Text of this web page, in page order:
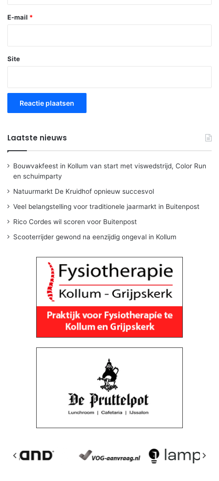
E-mail *
Site
Laatste nieuws
Bouwvakfeest in Kollum van start met viswedstrijd, Color Run
en schuimparty
Natuurmarkt De Kruidhof opnieuw succesvol
Veel belangstelling voor traditionele jaarmarkt in Buitenpost
Rico Cordes wil scoren voor Buitenpost
Scooterrijder gewond na eenzijdig ongeval in Kollum